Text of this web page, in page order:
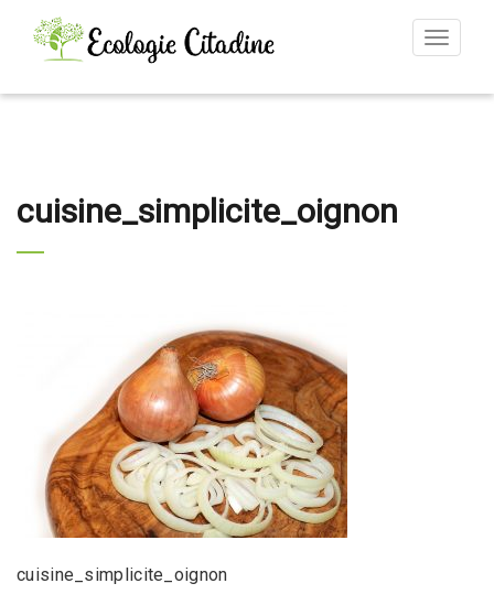
Toggle
cuisine_simplicite_oignon
cuisine_simplicite_oignon